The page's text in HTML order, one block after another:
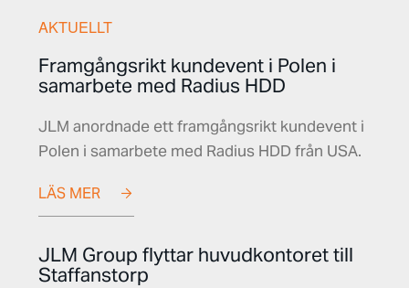
AKTUELLT
Framgångsrikt kundevent i Polen i
samarbete med Radius HDD
JLM anordnade ett framgångsrikt kundevent i
Polen i samarbete med Radius HDD från USA.
LÄS MER
JLM Group flyttar huvudkontoret till
Staffanstorp